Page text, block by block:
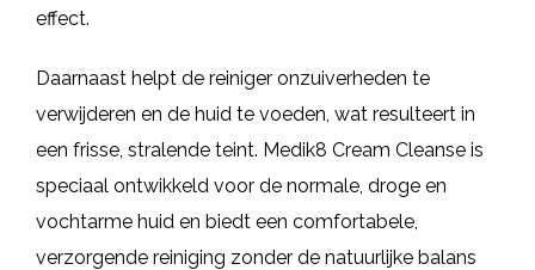
effect.
Daarnaast helpt de reiniger onzuiverheden te
verwijderen en de huid te voeden, wat resulteert in
een frisse, stralende teint. Medik8 Cream Cleanse is
speciaal ontwikkeld voor de normale, droge en
vochtarme huid en biedt een comfortabele,
verzorgende reiniging zonder de natuurlijke balans